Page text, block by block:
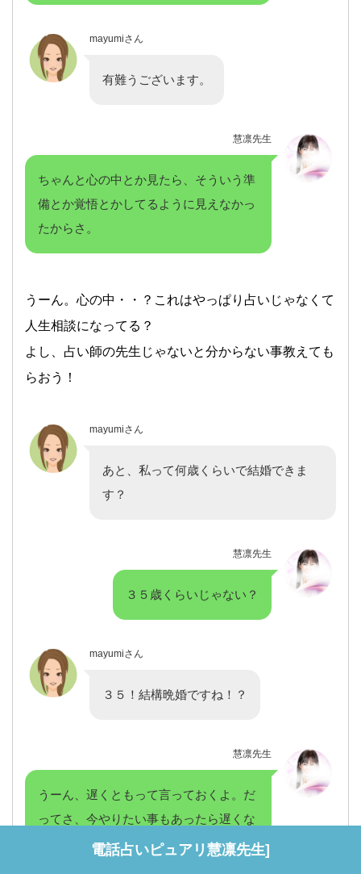
mayumiさん
有難うございます。
慧凛先生
ちゃんと心の中とか見たら、そういう準
備とか覚悟とかしてるように見えなかっ
たからさ。
うーん。心の中・・？これはやっぱり占いじゃなくて
人生相談になってる？
よし、占い師の先生じゃないと分からない事教えても
らおう！
mayumiさん
あと、私って何歳くらいで結婚できま
す？
慧凛先生
３５歳くらいじゃない？
mayumiさん
３５！結構晩婚ですね！？
慧凛先生
うーん、遅くともって言っておくよ。だ
ってさ、今やりたい事もあったら遅くな
んて無いよね？電話占いピュアリ慧凛先生]